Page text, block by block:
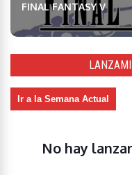
FINAL FANTASY V
Ir a la Semana Actual
No hay